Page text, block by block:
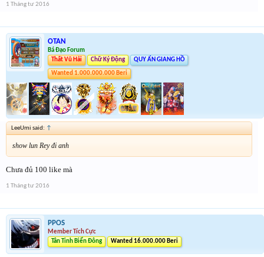
1 Tháng tư 2016
OTAN
Bá Đạo Forum
Thất Vũ Hải
Chữ Ký Động QUY ẨN GIANG HỒ
Wanted 1.000.000.000 Beri
LeeUmi said: ↑
show lun Rey đi anh
Chưa đủ 100 like mà
1 Tháng tư 2016
PPOS
Member Tích Cực
Tân Tinh Biển Đông
Wanted 16.000.000 Beri